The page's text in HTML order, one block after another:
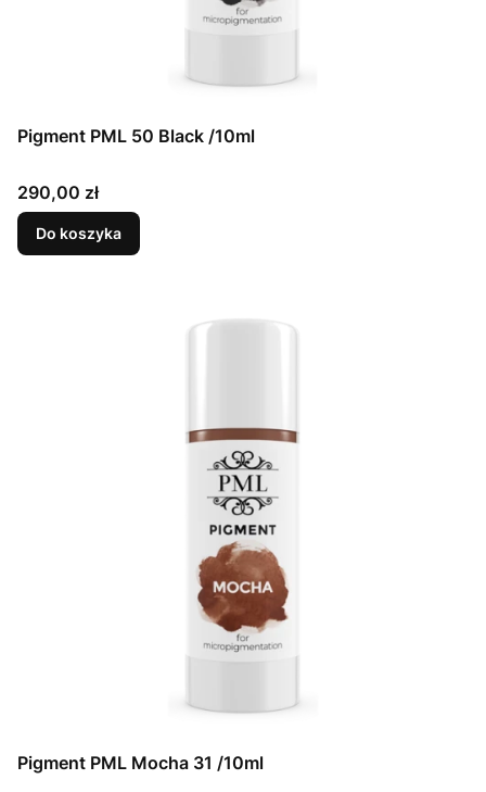
Pigment PML 50 Black /10ml
Cena
290,00 zł
Do koszyka
Pigment PML Mocha 31 /10ml